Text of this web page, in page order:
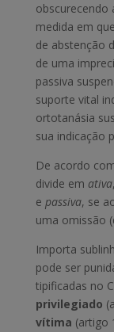
obscurecendo
medida em
de abstenção
de uma
passiva
suporte vital
ortotanásia
sua indicação
De acordo
divide em ativa
e passiva, se
uma omissão
Importa
pode ser
tipificadas no
privilegiado
vítima (artigo